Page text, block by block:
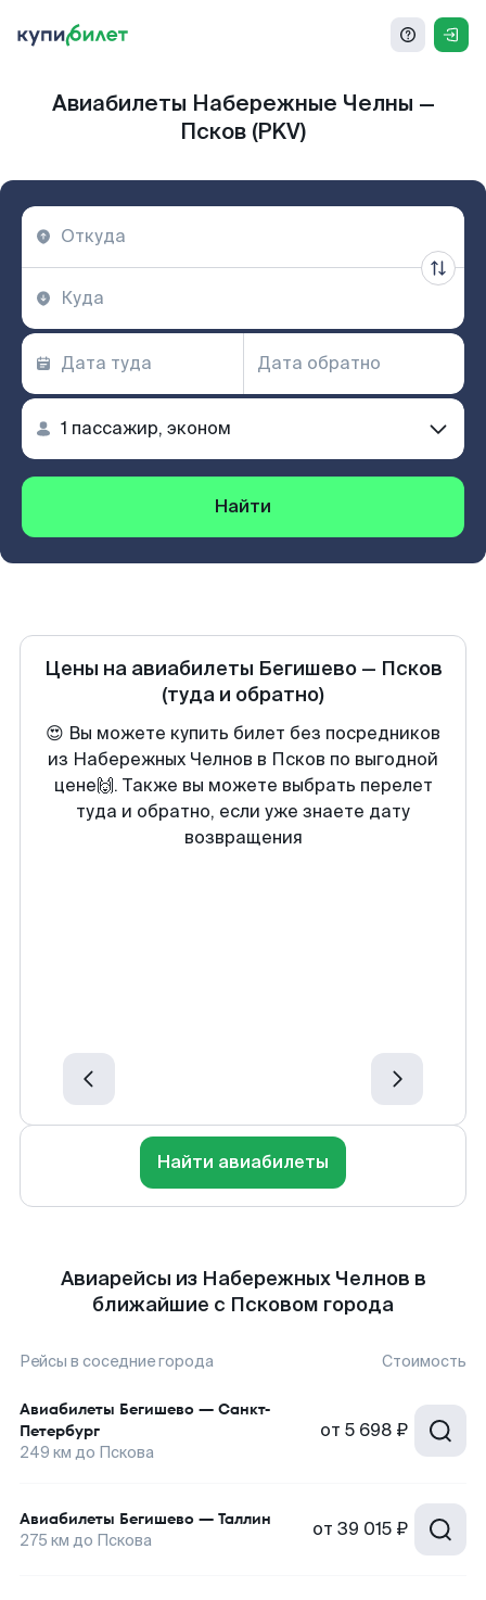
Авиабилеты Набережные Челны —
Псков (PKV)
Найти
Цены на авиабилеты Бегишево— Псков
(туда и обратно)
😍 Вы можете купить билет без посредников
из Набережных Челнов в Псков по выгодной
цене🙌. Также вы можете выбрать перелет
туда и обратно, если уже знаете дату
возвращения
Найти авиабилеты
Авиарейсы из Набережных Челнов в
ближайшие с Псковом города
Рейсы в соседние города Стоимость
Авиабилеты Бегишево — Санкт-
Петербург
249 км до Пскова
от 5 698 ₽
Авиабилеты Бегишево — Таллин
275 км до Пскова от 39 015 ₽